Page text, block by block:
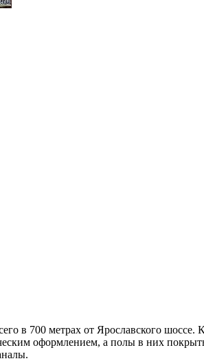
в 700 метрах от Ярославского шоссе.
оформлением, а полы в них